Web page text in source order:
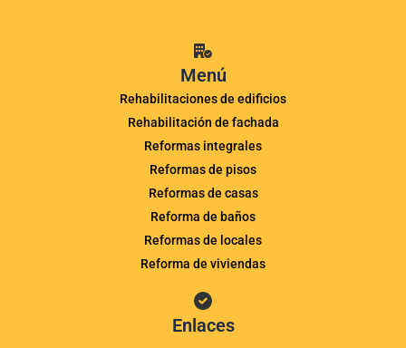
Menú
Rehabilitaciones de edificios
Rehabilitación de fachada
Reformas integrales
Reformas de pisos
Reformas de casas
Reforma de baños
Reformas de locales
Reforma de viviendas
Enlaces